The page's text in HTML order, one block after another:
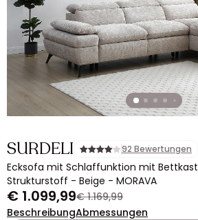
SURDELI 92 Bewertungen
Ecksofa mit Schlaffunktion mit
Strukturstoff - Beige - MORAVA
€ 1.099,99€ 1.169,99
BeschreibungAbmessungen